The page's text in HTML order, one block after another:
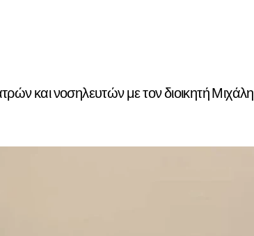
και νοσηλευτών με τον διοικητή Μιχάλη